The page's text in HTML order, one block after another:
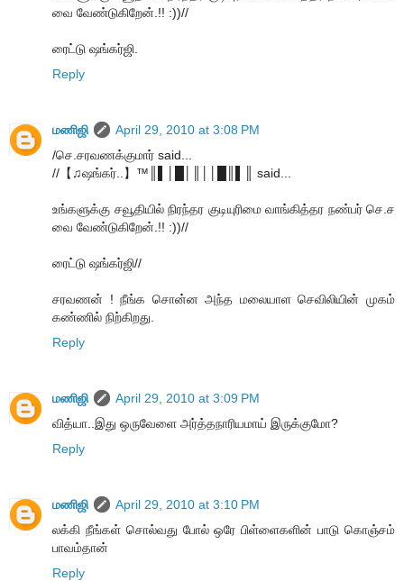
வை வேண்டுகிறேன்.!! :))//
ரைட்டு ஷங்கர்ஜி.
Reply
மணிஜி
April 29, 2010 at 3:08 PM
/செ.சரவணக்குமார் said...
//【♫ஷங்கர்..】™║▌│█│║││█║▌║ said...
உங்களுக்கு சவூதியில் நிரந்தர குடியுரிமை வாங்கித்தர நண்பர் செ.ச
வை வேண்டுகிறேன்.!! :))//
ரைட்டு ஷங்கர்ஜி//
சரவணன் ! நீங்க சொன்ன அந்த மலையாள செவிலியின் முகம்
கண்ணில் நிற்கிறது.
Reply
மணிஜி
April 29, 2010 at 3:09 PM
வித்யா..இது ஒருவேளை அர்த்தநாரியமாய் இருக்குமோ?
Reply
மணிஜி
April 29, 2010 at 3:10 PM
லக்கி நீங்கள் சொல்வது போல் ஒரே பிள்ளைகளின் பாடு கொஞ்சம்
பாவம்தான்
Reply